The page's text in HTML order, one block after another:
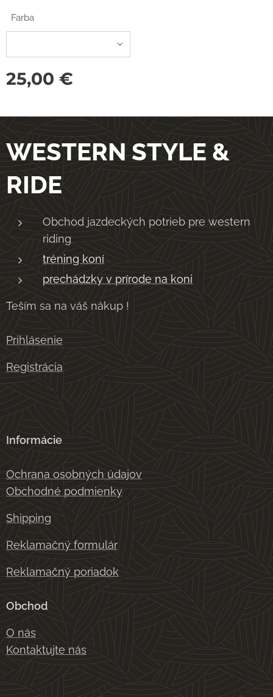
Farba
25,00 €
WESTERN STYLE &
RIDE
Obchod jazdeckých potrieb pre western
riding
tréning koní
prechádzky v prírode na koni
Teším sa na váš nákup !
Prihlásenie
Registrácia
Informácie
Ochrana osobných údajov
Obchodné podmienky
Shipping
Reklamačný formulár
Reklamačný poriadok
Obchod
O nás
Kontaktujte nás